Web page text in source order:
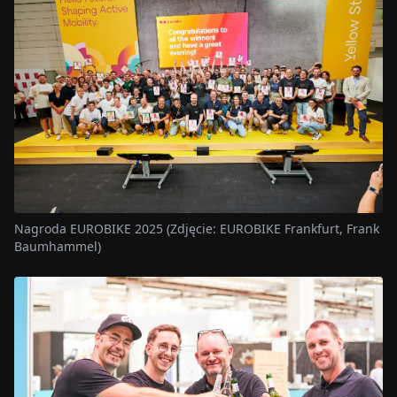
Nagroda EUROBIKE 2025 (Zdjęcie: EUROBIKE Frankfurt, Frank
Baumhammel)